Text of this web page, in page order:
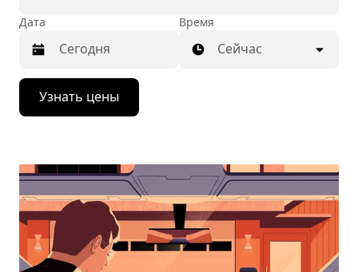
Дата
Нажмите
стрелку
вниз,
календарю
выбрать
дату.
Чтобы
закрыть
календарь,
Время
Сейчас
Узнать цены